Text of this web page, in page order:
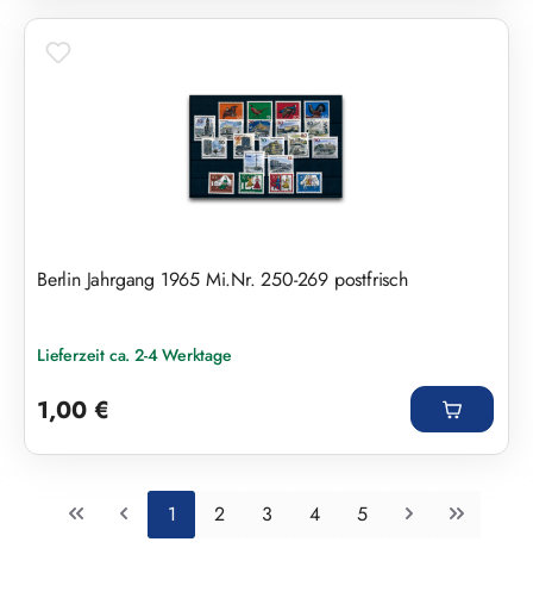
Berlin Jahrgang 1965 Mi.Nr. 250-269 postfrisch
Lieferzeit ca. 2-4 Werktage
1,00 €
Seite
1 Seite
2 Seite
3 Seite
4 Seite
5